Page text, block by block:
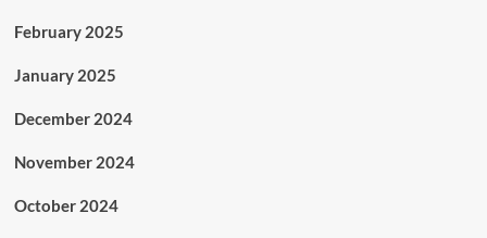
February 2025
January 2025
December 2024
November 2024
October 2024